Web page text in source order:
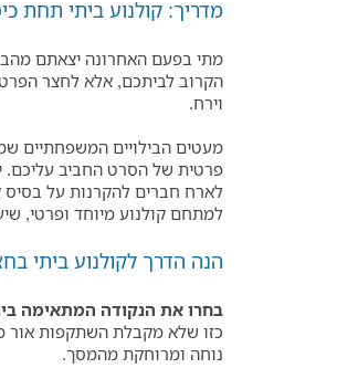
מדריך: קולנוע ביתי תחת
מתי בפעם האחרונה יצאתם
הקרוב לביתכם, אלא לחצר
וירח.
מעטים הבילויים המשפחתיים
פרטית של הסרט החביב עליכם.
לארח חברים להקרנות על
למתחם קולנוע מיוחד ופרטי,
הנה הדרך לקולנוע ביתי בחצר ב-7 צעדים
בחרו את הנקודה המתאימה
כזו שלא מקבלת השתקפות אור
נוחה ומרוחקת מהמסך.